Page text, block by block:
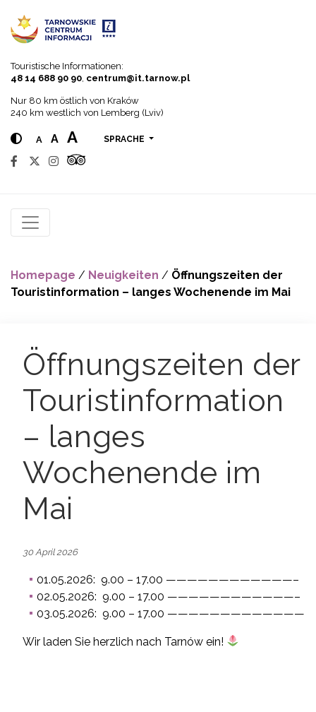
Touristische Informationen:
48 14 688 90 90 centrum@it.tarnow.pl
Nur 80 km östlich von Kraków
240 km westlich von Lemberg (Lviv)
A A A SPRACHE
Homepage / Neuigkeiten / Öffnungszeiten der
Touristinformation – langes Wochenende im Mai
Öffnungszeiten der
Touristinformation
– langes
Wochenende im
Mai
30 April 2026
01.05.2026: 9.00 – 17.00 ————————————–
02.05.2026: 9.00 – 17.00 ————————————–
03.05.2026: 9.00 – 17.00 —————————————
Wir laden Sie herzlich nach Tarnów ein!